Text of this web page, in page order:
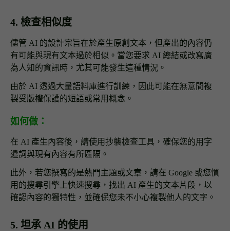
4. 檢查相似度
儘管 AI 的設計宗旨在於產生原創文本，但產出的內容仍
有可能與現有文本過於相似。當您要求 AI 總結或改寫廣
為人知的資訊時，尤其可能發生這種情況。
由於 AI 透過大量語料庫進行訓練，因此可能在無意間複
製受版權保護的短語或常用概念。
如何做：
在 AI 產生內容後，請使用抄襲檢查工具，確保您的用字
遣詞與現有內容有所區隔。
此外，若您撰寫的是熱門主題或文章，請在 Google 或您慣
用的搜尋引擎上快速搜尋，找出 AI 產生的文本片段，以
確認內容的獨特性，並確保您未不小心複製他人的文字。
5. 坦承 AI 的使用